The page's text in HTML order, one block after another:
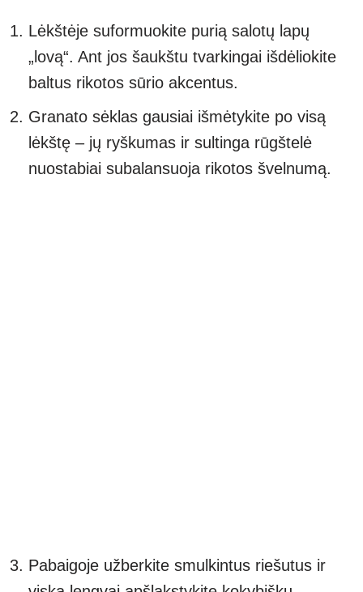
Lėkštėje suformuokite purią salotų lapų
„lovą“. Ant jos šaukštu tvarkingai išdėliokite
baltus rikotos sūrio akcentus.
Granato sėklas gausiai išmėtykite po visą
lėkštę – jų ryškumas ir sultinga rūgštelė
nuostabiai subalansuoja rikotos švelnumą.
Pabaigoje užberkite smulkintus riešutus ir